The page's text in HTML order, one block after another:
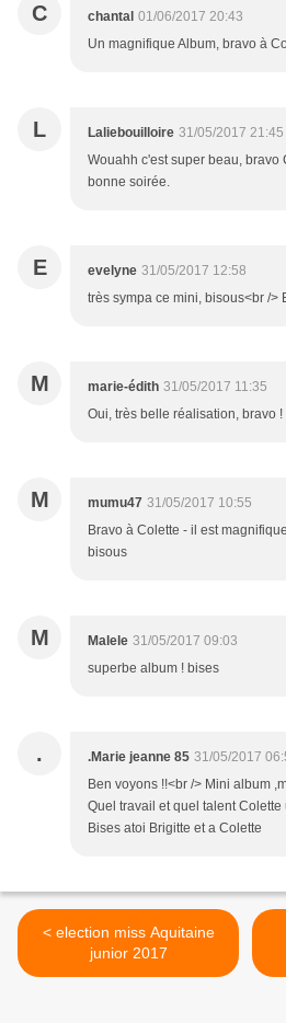
C chantal 01/06/2017 20:43
Un magnifique Album, bravo à
L Laliebouilloire 31/05/2017 21:45
Wouahh c'est super beau, bravo
bonne soirée.
E evelyne 31/05/2017 12:58
très sympa ce mini, bisous<br />
M marie-édith 31/05/2017 11:35
Oui, très belle réalisation, bravo !
M mumu47 31/05/2017 10:55
Bravo à Colette - il est
bisous
M Malele 31/05/2017 09:03
superbe album ! bises
. .Marie jeanne 85 31/05/2017
Ben voyons !!<br /> Mini album
Quel travail et quel talent
Bises atoi Brigitte et a Colette
< election miss Aquitaine
junior 2017